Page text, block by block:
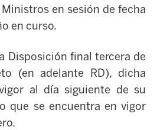
en sesión de fecha
en curso.
Disposición final tercera de
(en adelante RD), dicha
al día siguiente de su
que se encuentra en vigor